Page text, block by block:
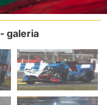
- galeria